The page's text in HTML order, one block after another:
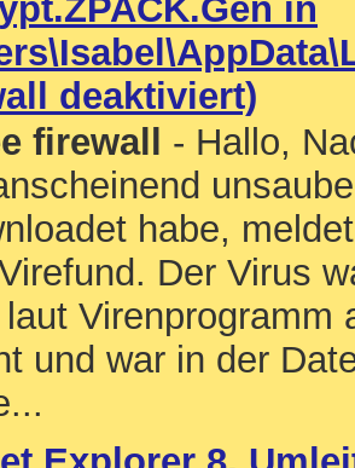
in
deaktiviert)
firewall
- Hallo,
habe,
Der Virus
Virenprogramm
und war in der